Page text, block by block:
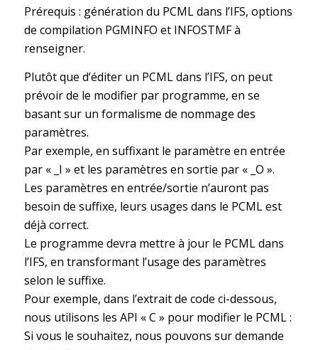
Prérequis : génération du PCML dans l’IFS, options
de compilation PGMINFO et INFOSTMF à
renseigner.
Plutôt que d’éditer un PCML dans l’IFS, on peut
prévoir de le modifier par programme, en se
basant sur un formalisme de nommage des
paramètres.
Par exemple, en suffixant le paramètre en entrée
par « _I » et les paramètres en sortie par « _O ».
Les paramètres en entrée/sortie n’auront pas
besoin de suffixe, leurs usages dans le PCML est
déjà correct.
Le programme devra mettre à jour le PCML dans
l’IFS, en transformant l’usage des paramètres
selon le suffixe.
Pour exemple, dans l’extrait de code ci-dessous,
nous utilisons les API « C » pour modifier le PCML :
Si vous le souhaitez, nous pouvons sur demande